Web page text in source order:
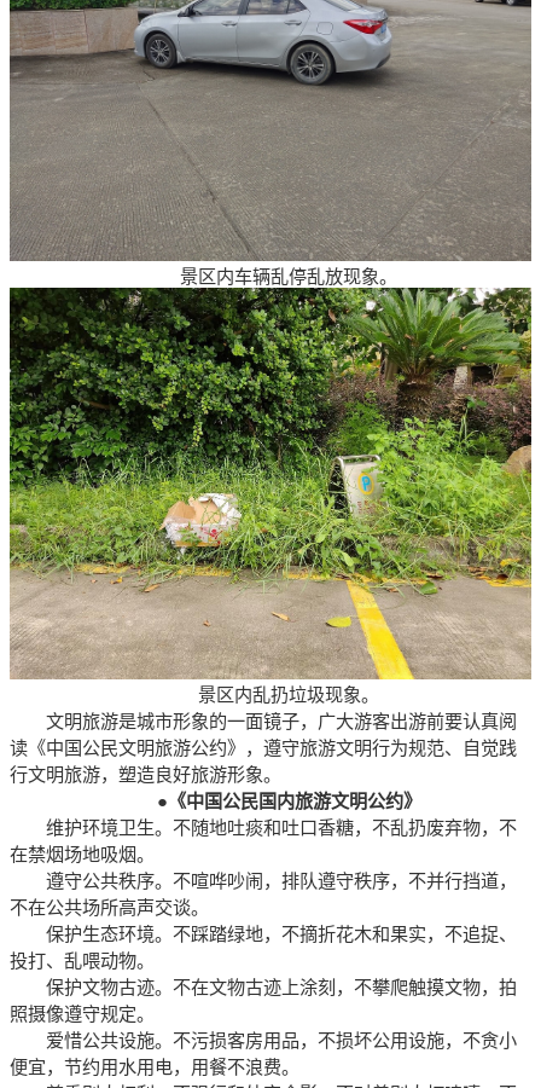
景区内车辆乱停乱放现象。
景区内乱扔垃圾现象。
文明旅游是城市形象的一面镜子，广大游客出游前要认真阅
读《中国公民文明旅游公约》，遵守旅游文明行为规范、自觉践
行文明旅游，塑造良好旅游形象。
● 《中国公民国内旅游文明公约》
维护环境卫生。不随地吐痰和吐口香糖，不乱扔废弃物，不
在禁烟场地吸烟。
遵守公共秩序。不喧哗吵闹，排队遵守秩序，不并行挡道，
不在公共场所高声交谈。
保护生态环境。不踩踏绿地，不摘折花木和果实，不追捉、
投打、乱喂动物。
保护文物古迹。不在文物古迹上涂刻，不攀爬触摸文物，拍
照摄像遵守规定。
爱惜公共设施。不污损客房用品，不损坏公用设施，不贪小
便宜，节约用水用电，用餐不浪费。